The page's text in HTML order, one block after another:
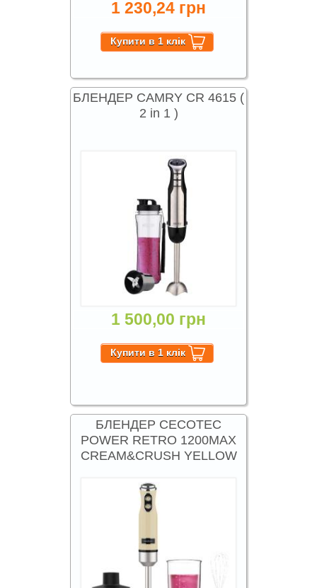
1 230,24 грн
БЛЕНДЕР CAMRY CR 4615 (
2 in 1 )
1 500,00 грн
БЛЕНДЕР CECOTEC
POWER RETRO 1200MAX
CREAM&CRUSH YELLOW